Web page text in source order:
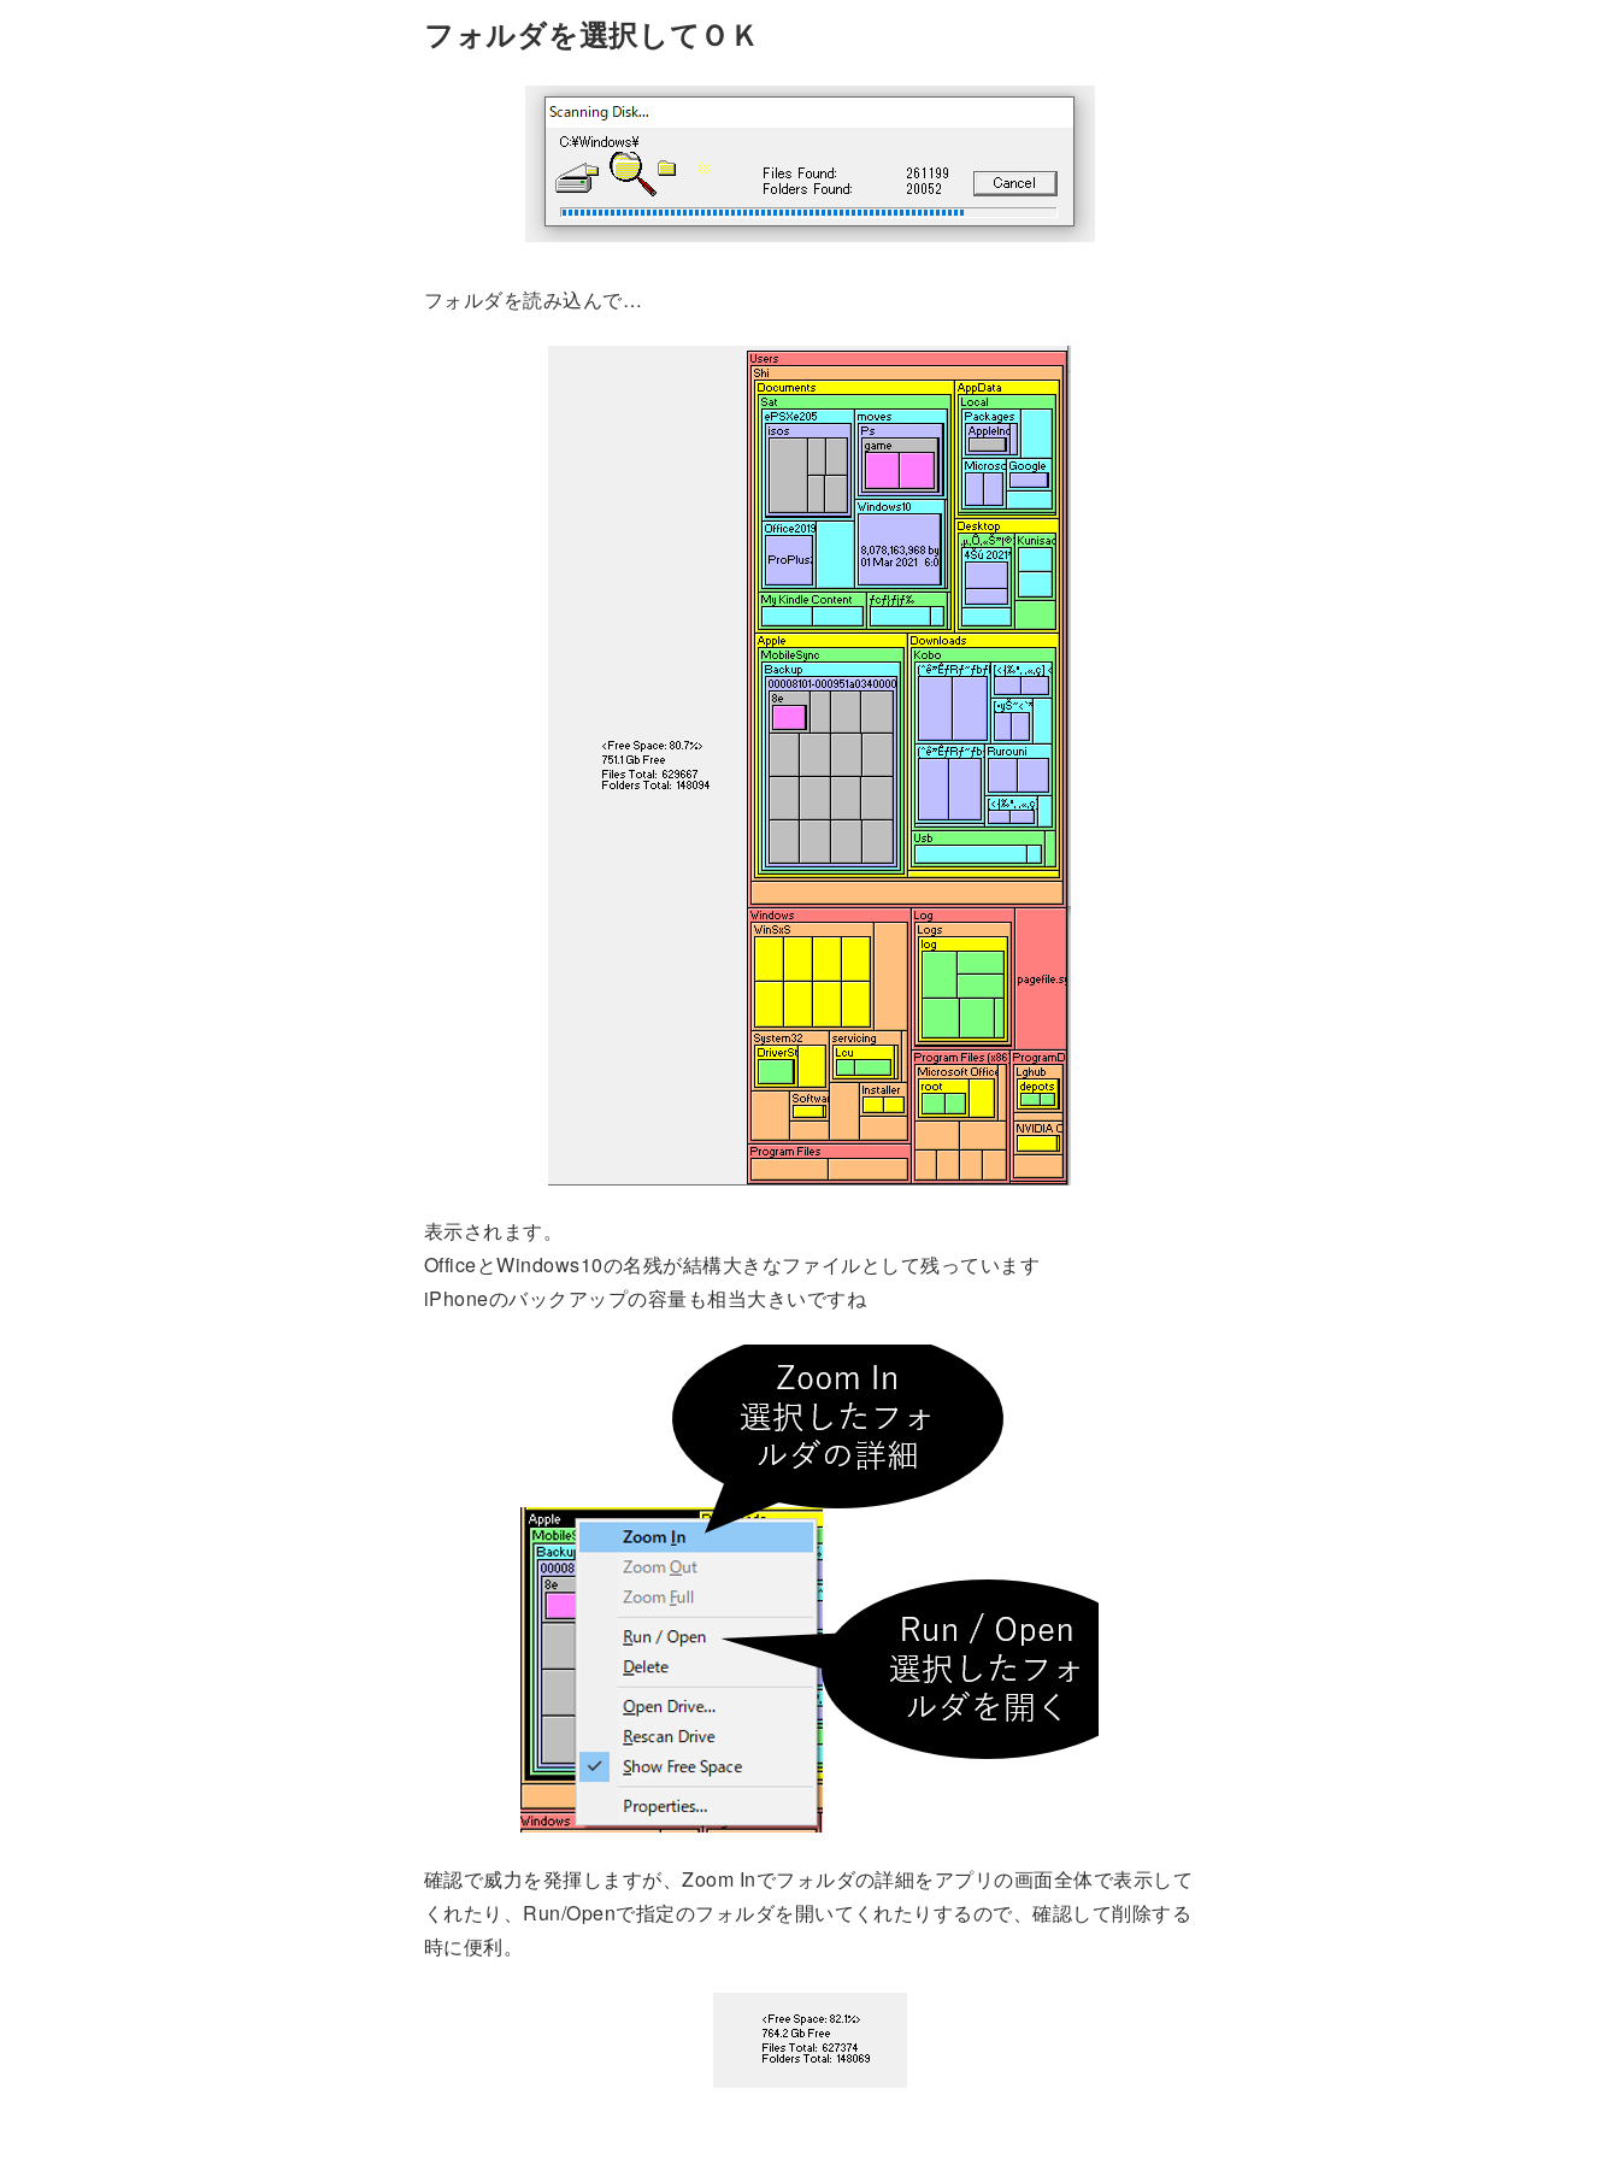
フォルダを選択してＯＫ
フォルダを読み込んで…
表示されます。
OfficeとWindows10の名残が結構大きなファイルとして残っています
iPhoneのバックアップの容量も相当大きいですね
確認で威力を発揮しますが、Zoom Inでフォルダの詳細をアプリの画面全体で表示して
くれたり、Run/Openで指定のフォルダを開いてくれたりするので、確認して削除する
時に便利。